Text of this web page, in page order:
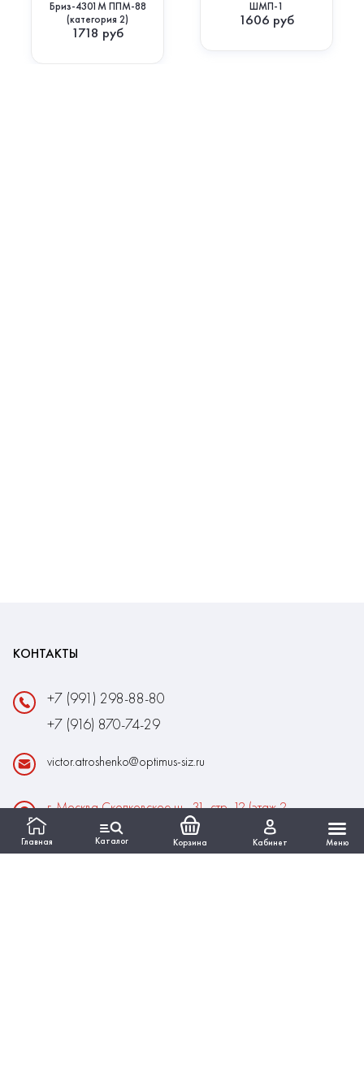
Главная Каталог Корзина Кабинет Меню
Бриз-4301М ППМ-88
(категория 2)
1718 руб
ШМП-1
1606 руб
КОНТАКТЫ
+7 (991) 298-88-80
+7 (916) 870-74-29
victor.atroshenko@optimus-siz.ru
г. Москва Сколковское ш., 31, стр. 12 (этаж 2,
помещение 22)
Время работы: